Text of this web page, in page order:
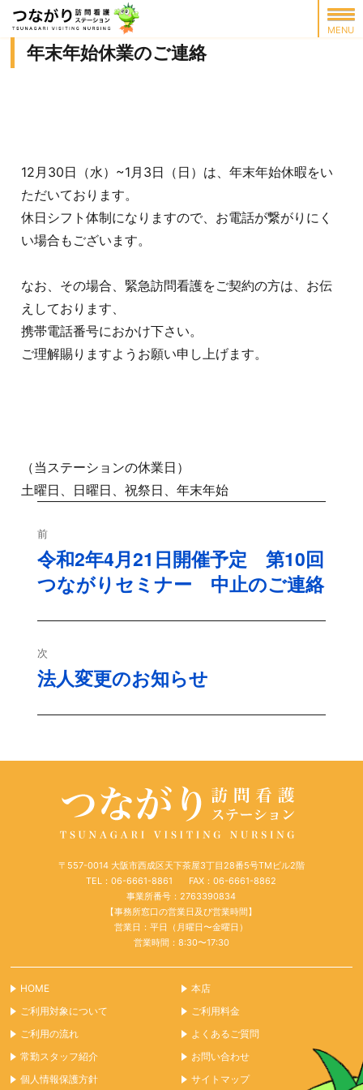
年末年始休業のご連絡
12月30日（水）~1月3日（日）は、年末年始休暇をい
ただいております。
休日シフト体制になりますので、お電話が繋がりにく
い場合もございます。
なお、その場合、緊急訪問看護をご契約の方は、お伝
えしております、
携帯電話番号におかけ下さい。
ご理解賜りますようお願い申し上げます。
（当ステーションの休業日）
土曜日、日曜日、祝祭日、年末年始
稿
ナ
ビ
ゲ
ー
シ
ョ
前
過
去
投
稿:
令和2年4月21日開催予定 第10回
つながりセミナー 中止のご連絡
次
次
法人変更のお知らせ
〒557-0014 大阪市西成区天下茶屋3丁目28番5号TMビル2階
TEL：06-6661-8861
FAX：06-6661-8862
事業所番号：2763390834
【事務所窓口の営業日及び営業時間】
営業日：平日（月曜日〜金曜日）
営業時間：8:30〜17:30
HOME
本店
ご利用対象について
ご利用料金
ご利用の流れ
よくあるご質問
常勤スタッフ紹介
お問い合わせ
個人情報保護方針
サイトマップ